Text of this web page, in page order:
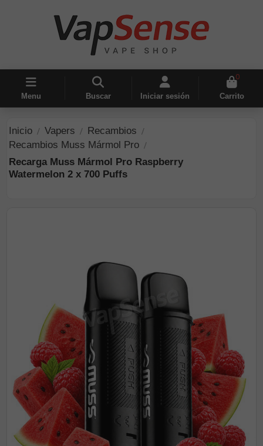
Menu Buscar Iniciar sesión
0
Carrito
Inicio Vapers
Recambios
Recambios Muss Mármol Pro
Recarga Muss Mármol Pro Raspberry
Watermelon 2 x 700 Puffs